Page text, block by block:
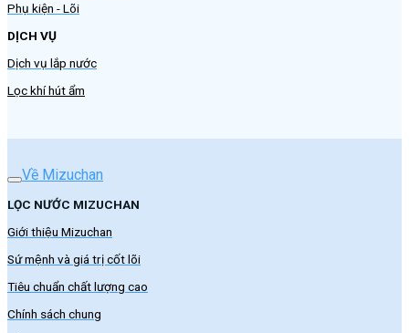
Phụ kiện - Lõi
DỊCH VỤ
Dịch vụ lắp nước
Lọc khí hút ẩm
Về Mizuchan
LỌC NƯỚC MIZUCHAN
Giới thiệu Mizuchan
Sứ mệnh và giá trị cốt lõi
Tiêu chuẩn chất lượng cao
Chính sách chung